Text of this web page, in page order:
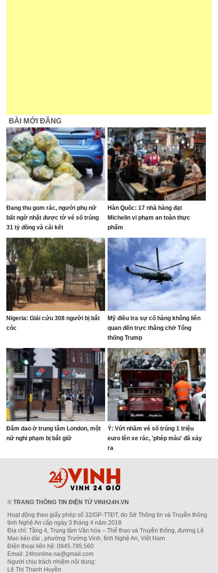
BÀI MỚI ĐĂNG
Đang thu gom rác, người phụ nữ
bất ngờ nhặt được tờ vé số trúng
31 tỷ đồng và cái kết
Hàn Quốc: 17 nhà hàng đạt
Michelin vi phạm an toàn thực
phẩm
Nigeria: Giải cứu 308 người bị bắt
cóc
Mỹ điều tra sự cố hàng không liên
quan đến trực thăng chở Tổng
thống Trump
Đâm dao ở trung tâm London, một
nữ nghi phạm bị bắt giữ
Ý: Vứt nhầm vé số trúng 1 triệu
euro lên xe rác, 'phép màu' đã xảy
ra
® TRANG THÔNG TIN ĐIỆN TỬ VINH24H.VN
Hoạt động theo giấy phép số 32/GP-TTĐT, do Sở Thông tin và Truyền thông
tỉnh Nghệ An cấp ngày 3 tháng 4 năm 2018
Địa chỉ: Tầng 4, Trung tâm Văn hóa – Thể thao và Truyền thông, đường Lê
Mao kéo dài , phường Trường Vinh, tỉnh Nghệ An, Việt Nam
Điện thoại liên hệ: 0945.795.560
Email: 24honline.na@gmail.com
Người chịu trách nhiệm nội dung:
Lê Thị Thanh Huyền